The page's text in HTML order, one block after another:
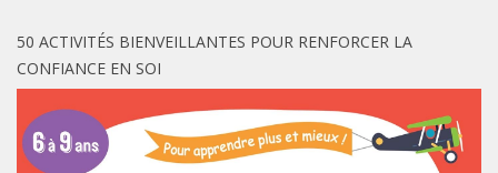
50 ACTIVITÉS BIENVEILLANTES POUR RENFORCER LA
CONFIANCE EN SOI